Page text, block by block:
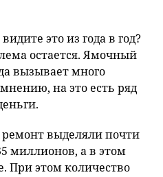
это из года в год?
остается. Ямочный
вызывает много
на это есть ряд
ремонт выделяли почти
миллионов, а в этом
При этом количество